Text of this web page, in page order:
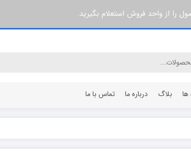
را از واحد فروش استعلام بگیرید.
ها بلاگ درباره ما تماس با ما